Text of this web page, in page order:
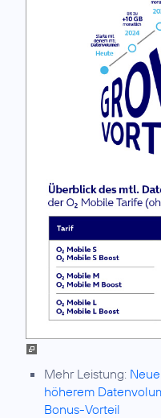
Mehr Leistung:
höherem
Bonus-Vorteil